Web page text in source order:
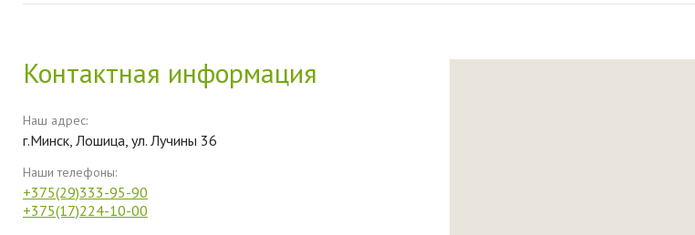
Контактная информация
Наш адрес:
г.Минск, Лошица, ул. Лучины 36
Наши телефоны:
+375(29)333-95-90
+375(17)224-10-00